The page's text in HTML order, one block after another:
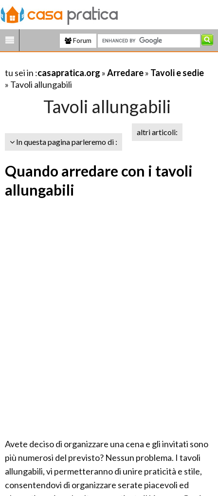
Forum
tu sei in :casapratica.org »Arredare» Tavoli e sedie
» Tavoli allungabili
Tavoli allungabili
In questa pagina parleremo di :
altri articoli:
Quando arredare con i tavoli
allungabili
Avete deciso di organizzare una cena e gli invitati sono
più numerosi del previsto? Nessun problema. I tavoli
allungabili, vi permetteranno di unire praticità e stile,
consentendovi di organizzare serate piacevoli ed